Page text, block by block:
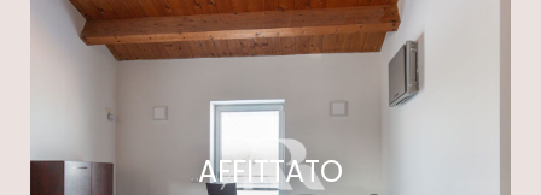
AFFITTATO